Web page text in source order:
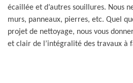
écaillée et d’autres souillures. Nous
murs, panneaux, pierres, etc. Quel
projet de nettoyage, nous vous
et clair de l’intégralité des travaux à